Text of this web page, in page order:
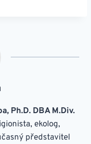
Ph.D. DBA M.Div.
ekolog,
představitel